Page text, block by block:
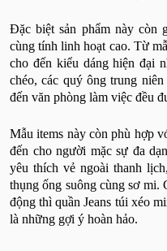
Đặc biệt sản phẩm này còn
cùng tính linh hoạt cao. Từ
cho đến kiểu dáng hiện đại
chéo, các quý ông trung
đến văn phòng làm việc đều
Mẫu items này còn phù hợp
đến cho người mặc sự đa
yêu thích vẻ ngoài thanh
thụng ống suông cùng sơ mi.
động thì quần Jeans túi xéo
là những gợi ý hoàn hảo.